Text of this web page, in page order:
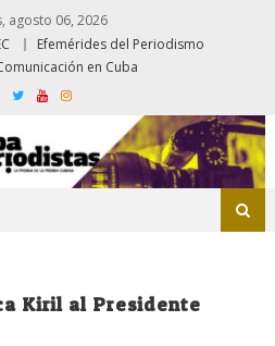
agosto 06, 2026
Efemérides del Periodismo
en Cuba
Kiril al Presidente